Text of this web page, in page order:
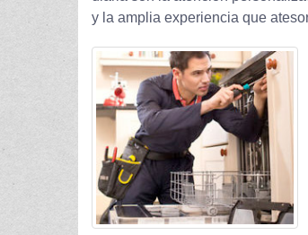
y la amplia experiencia que